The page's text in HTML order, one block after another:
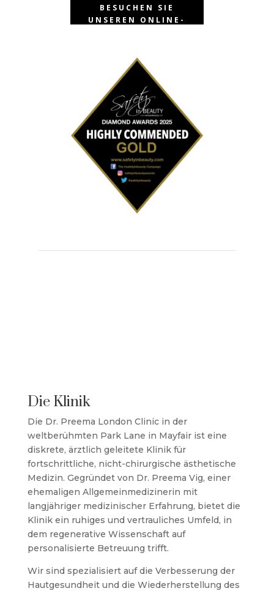
BESUCHEN SIE
UNSEREN ONLINE-
Die Klinik
Die Dr. Preema London Clinic in der
weltberühmten Park Lane in Mayfair ist eine
diskrete, ärztlich geleitete Klinik für
fortschrittliche, nicht-chirurgische ästhetische
Medizin. Gegründet von Dr. Preema Vig, einer
ehemaligen Allgemeinmedizinerin mit
langjähriger medizinischer Erfahrung, bietet die
Klinik ein ruhiges und vertrauliches Umfeld, in
dem regenerative Wissenschaft auf
personalisierte Betreuung trifft.
Wir sind spezialisiert auf die Verbesserung der
Hautgesundheit und die Wiederherstellung des